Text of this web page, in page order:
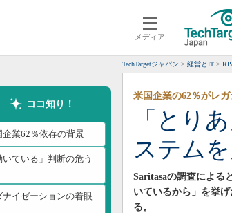
メディア
クラウド
スマートモバイル
ネットワーク
システム運用管理
TechTargetジャパン 経営とIT
ココ知り！
企業62％依存の背景
いている」判断の危う
ナイゼーションの着眼
「とり
ステム
米国企業の62％がレ
Saritasaの調査による
いているから」を挙
る。